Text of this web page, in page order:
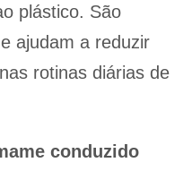
plástico. São
ajudam a reduzir
rotinas diárias de
conduzido